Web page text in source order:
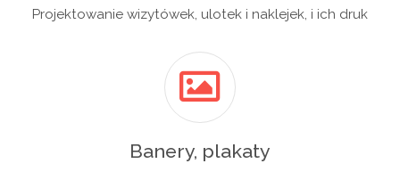
Projektowanie wizytówek, ulotek i naklejek, i ich druk
Banery, plakaty